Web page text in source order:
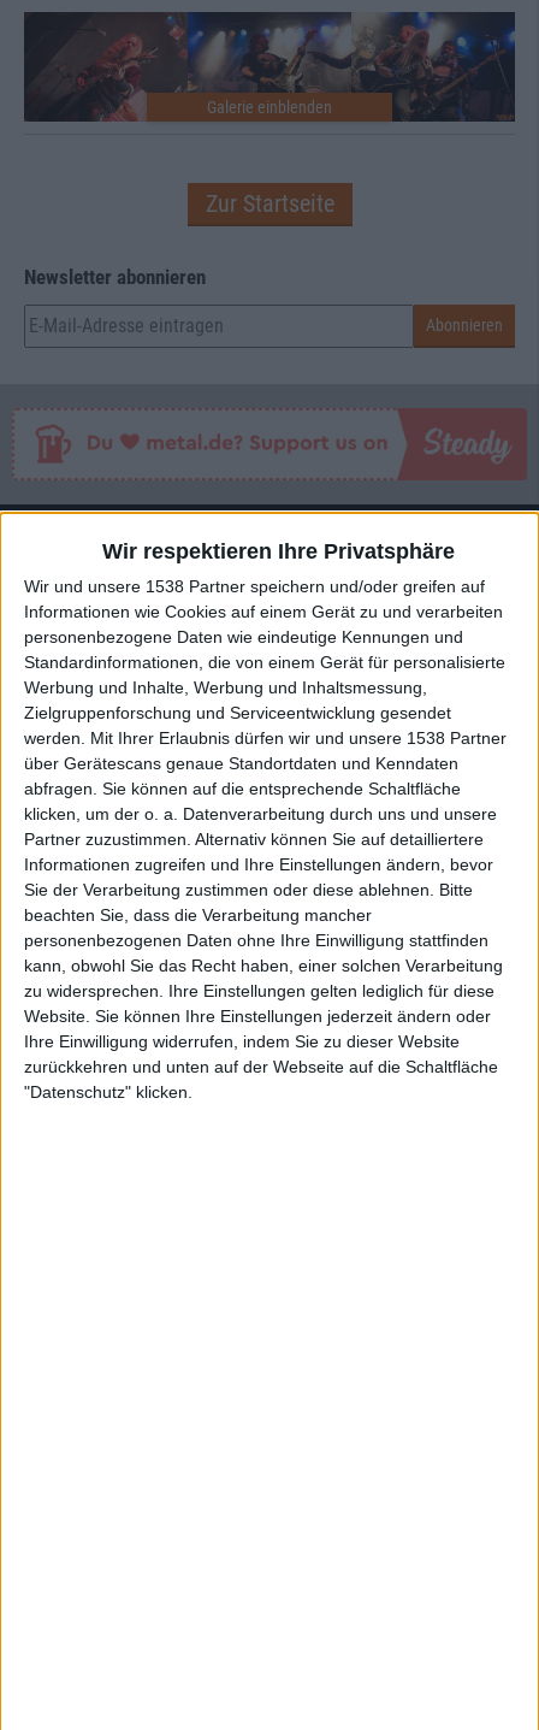
Wir respektieren Ihre Privatsphäre
Wir und unsere 1538 Partner speichern und/oder greifen auf
Informationen wie Cookies auf einem Gerät zu und verarbeiten
personenbezogene Daten wie eindeutige Kennungen und
Standardinformationen, die von einem Gerät für personalisierte
Werbung und Inhalte, Werbung und Inhaltsmessung,
Zielgruppenforschung und Serviceentwicklung gesendet
werden.
Mit Ihrer Erlaubnis dürfen wir und unsere 1538 Partner
über Gerätescans genaue Standortdaten und Kenndaten
abfragen. Sie können auf die entsprechende Schaltfläche
klicken, um der o. a. Datenverarbeitung durch uns und unsere
Partner zuzustimmen. Alternativ können Sie auf detailliertere
Informationen zugreifen und Ihre Einstellungen ändern, bevor
Sie der Verarbeitung zustimmen oder diese ablehnen.
Bitte
beachten Sie, dass die Verarbeitung mancher
personenbezogenen Daten ohne Ihre Einwilligung stattfinden
kann, obwohl Sie das Recht haben, einer solchen Verarbeitung
zu widersprechen. Ihre Einstellungen gelten lediglich für diese
Website. Sie können Ihre Einstellungen jederzeit ändern oder
Ihre Einwilligung widerrufen, indem Sie zu dieser Website
zurückkehren und unten auf der Webseite auf die Schaltfläche
"Datenschutz" klicken.
Zur Startseite
Newsletter abonnieren
Interessante Alben finden
aktuell
38633 Reviews und lass Dich inspirieren!
Nach Wertung filtern ▼︎
von
Punkten
Nach Genres filtern►︎
Alben von Warwolf